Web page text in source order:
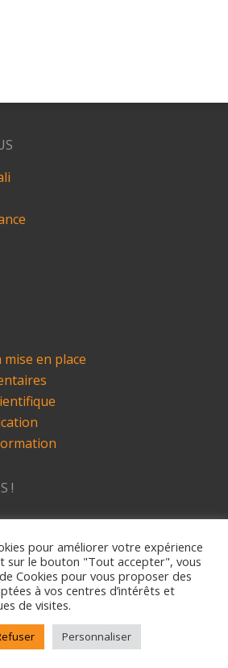
en place
!
Alez PC - 2019
pour améliorer votre expérience
sur le bouton "Tout accepter", vous
Cookies pour vous proposer des
à vos centres d’intérêts et
de visites.
Personnaliser